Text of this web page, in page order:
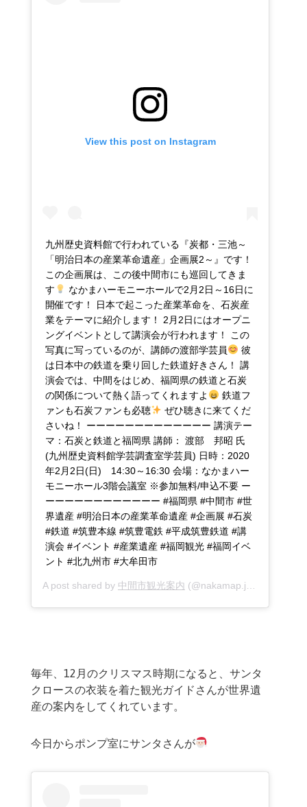
View this post on Instagram
九州歴史資料館で行われている『炭都・三池～
「明治日本の産業革命遺産」企画展2～』です！
この企画展は、この後中間市にも巡回してきま
す
なかまハーモニーホールで2月2日～16日に
開催です！ 日本で起こった産業革命を、石炭産
業をテーマに紹介します！ 2月2日にはオープニ
ングイベントとして講演会が行われます！ この
写真に写っているのが、講師の渡部学芸員
彼
は日本中の鉄道を乗り回した鉄道好きさん！ 講
演会では、中間をはじめ、福岡県の鉄道と石炭
の関係について熱く語ってくれますよ
鉄道フ
ァンも石炭ファンも必聴
ぜひ聴きに来てくだ
さいね！ ーーーーーーーーーーーーー 講演テー
マ：石炭と鉄道と福岡県 講師： 渡部 邦昭 氏
(九州歴史資料館学芸調査室学芸員) 日時：2020
年2月2日(日) 14:30～16:30 会場：なかまハー
モニーホール3階会議室 ※参加無料/申込不要 ー
ーーーーーーーーーーーー #福岡県 #中間市 #世
界遺産 #明治日本の産業革命遺産 #企画展 #石炭
#鉄道 #筑豊本線 #筑豊電鉄 #平成筑豊鉄道 #講
演会 #イベント #産業遺産 #福岡観光 #福岡イベ
ント #北九州市 #大牟田市
A post shared by 中間市観光案内 (@nakamap.jp) on
毎年、12月のクリスマス時期になると、サンタ
クロースの衣装を着た観光ガイドさんが世界遺
産の案内をしてくれています。
今日からポンプ室にサンタさんが